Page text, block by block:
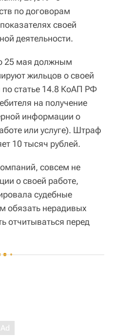
по договорам
своей
деятельности.
25 мая должным
жильцов о своей
статье 14.8 КоАП РФ
на получение
информации о
или услуге). Штраф
10 тысяч рублей.
совсем не
о своей работе,
судебные
обязать нерадивых
отчитываться перед